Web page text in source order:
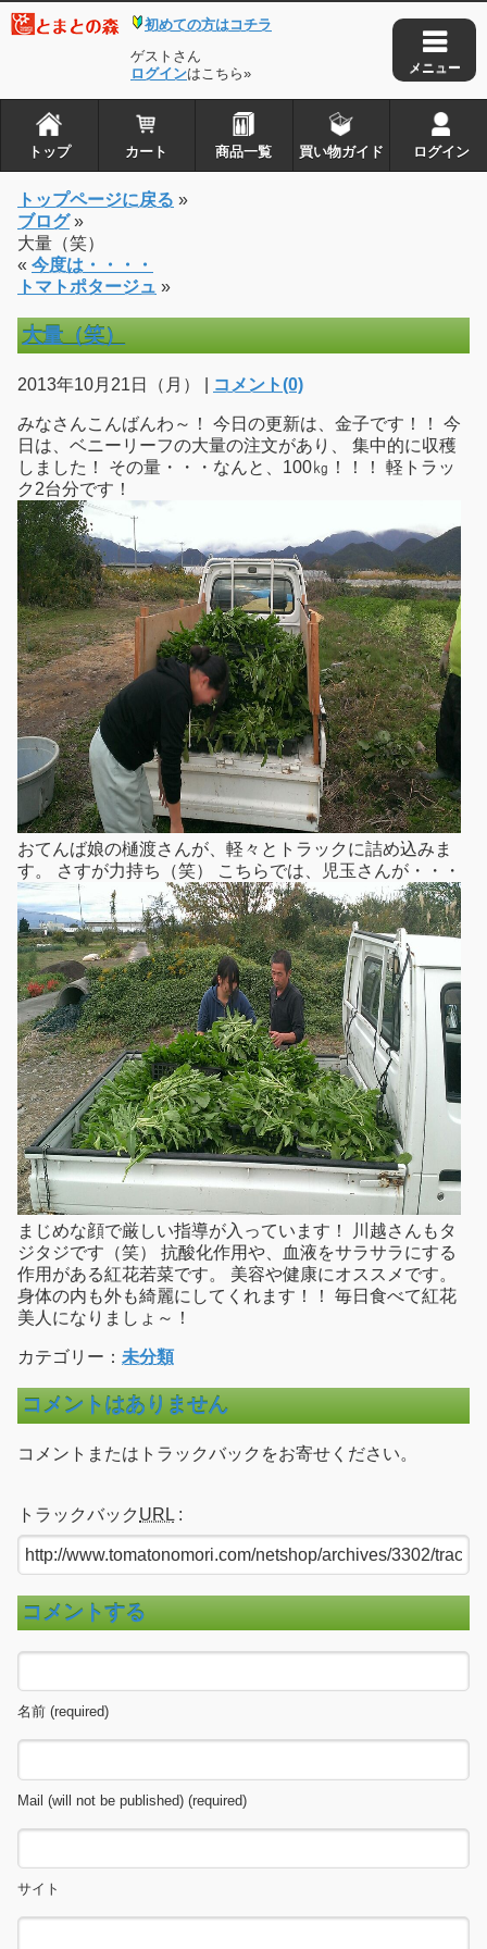
初めての方はコチラ
ゲストさん
ログインはこちら»
トップ カート 商品一覧 買い物ガイド ログイン
トップページに戻る »
ブログ»
大量（笑）
« 今度は・・・・
トマトポタージュ »
大量（笑）
2013年10月21日（月） | コメント(0)
みなさんこんばんわ～！ 今日の更新は、金子です！！ 今
日は、ベニーリーフの大量の注文があり、 集中的に収穫
しました！ その量・・・なんと、100㎏！！！ 軽トラッ
ク2台分です！
おてんば娘の樋渡さんが、軽々とトラックに詰め込みま
す。 さすが力持ち（笑） こちらでは、児玉さんが・・・
まじめな顔で厳しい指導が入っています！ 川越さんもタ
ジタジです（笑） 抗酸化作用や、血液をサラサラにする
作用がある紅花若菜です。 美容や健康にオススメです。
身体の内も外も綺麗にしてくれます！！ 毎日食べて紅花
美人になりましょ～！
カテゴリー： 未分類
コメントはありません
コメントまたはトラックバックをお寄せください。
トラックバック URL :
コメントする
名前 (required)
Mail (will not be published) (required)
サイト